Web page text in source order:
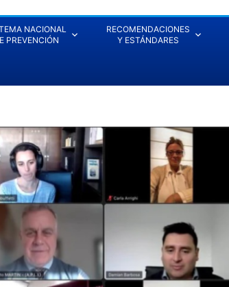
NACIONAL
PREVENCIÓN
RECOMENDACIONES
Y ESTÁNDARES